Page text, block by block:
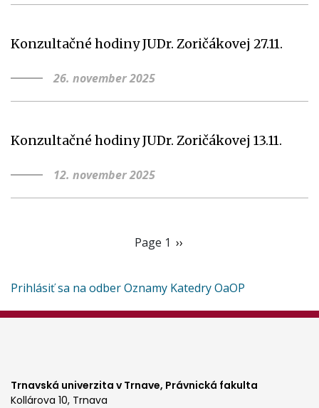
Konzultačné hodiny JUDr. Zoričákovej 27.11.
26. november 2025
Konzultačné hodiny JUDr. Zoričákovej 13.11.
12. november 2025
Page 1 Ďalšia
››
Prihlásiť sa na odber Oznamy Katedry OaOP
Trnavská univerzita v Trnave, Právnická fakulta
Kollárova 10, Trnava